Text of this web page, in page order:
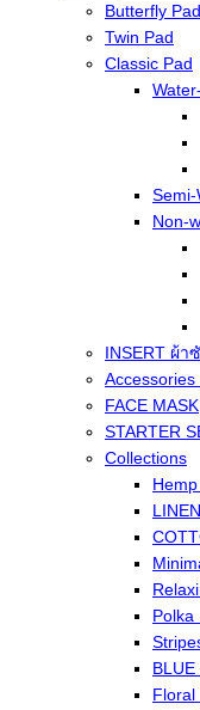
Butterfly Pad
Twin Pad
Classic Pad
Non-
INSERT ผ้า
FACE MASK
STARTER
Collections
Polka
Floral